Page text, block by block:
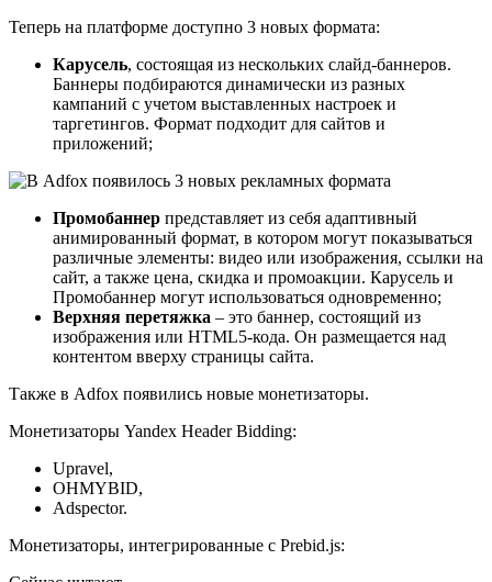
Теперь на платформе доступно 3 новых формата:
Карусель, состоящая из нескольких слайд-баннеров.
Баннеры подбираются динамически из разных
кампаний с учетом выставленных настроек и
таргетингов. Формат подходит для сайтов и
приложений;
Промобаннер представляет из себя адаптивный
анимированный формат, в котором могут показываться
различные элементы: видео или изображения, ссылки на
сайт, а также цена, скидка и промоакции. Карусель и
Промобаннер могут использоваться одновременно;
Верхняя перетяжка – это баннер, состоящий из
изображения или HTML5-кода. Он размещается над
контентом вверху страницы сайта.
Также в Adfox появились новые монетизаторы.
Монетизаторы Yandex Header Bidding:
Upravel,
OHMYBID,
Adspector.
Монетизаторы, интегрированные с Prebid.js: